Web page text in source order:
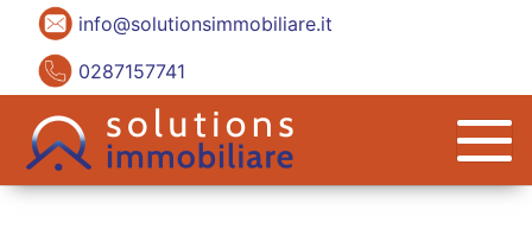
info@solutionsimmobiliare.it
0287157741